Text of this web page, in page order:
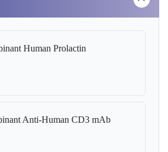
Human Prolactin
Anti-Human CD3 mAb